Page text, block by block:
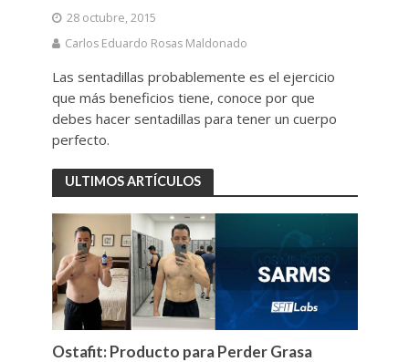
28 octubre, 2015
Carlos Eduardo Rosas Maldonado
Las sentadillas probablemente es el ejercicio
que más beneficios tiene, conoce por que
debes hacer sentadillas para tener un cuerpo
perfecto.
ULTIMOS ARTÍCULOS
Ostafit: Producto para Perder Grasa